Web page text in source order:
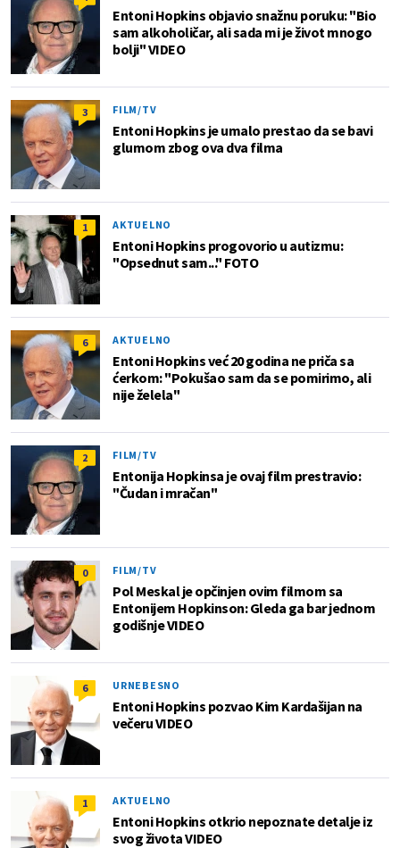
Entoni Hopkins objavio snažnu poruku: "Bio
sam alkoholičar, ali sada mi je život mnogo
bolji" VIDEO
3 FILM/TV
Entoni Hopkins je umalo prestao da se bavi
glumom zbog ova dva filma
1 AKTUELNO
Entoni Hopkins progovorio u autizmu:
"Opsednut sam..." FOTO
6 AKTUELNO
Entoni Hopkins već 20 godina ne priča sa
ćerkom: "Pokušao sam da se pomirimo, ali
nije želela"
2 FILM/TV
Entonija Hopkinsa je ovaj film prestravio:
"Čudan i mračan"
0 FILM/TV
Pol Meskal je opčinjen ovim filmom sa
Entonijem Hopkinson: Gleda ga bar jednom
godišnje VIDEO
6 URNEBESNO
Entoni Hopkins pozvao Kim Kardašijan na
večeru VIDEO
1 AKTUELNO
Entoni Hopkins otkrio nepoznate detalje iz
svog života VIDEO